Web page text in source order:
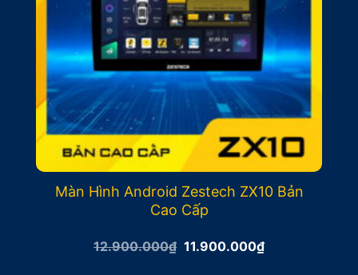
Màn Hình Android Zestech ZX10 Bản
Cao Cấp
12.900.000₫ Giá
11.900.000₫Giá
hiện